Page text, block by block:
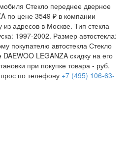
Стекло переднее дверное
по цене 3549 ₽ в компании
адресов в Москве. Тип стекла
1997-2002. Размер автостекла:
покупателю автостекла Стекло
LEGANZA скидку на его
при покупке товара - руб.
по телефону +7 (495) 106-63-